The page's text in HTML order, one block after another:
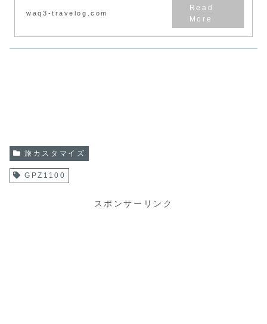
waq3-travelog.com
旅カスタマイズ
GPZ1100
スポンサーリンク